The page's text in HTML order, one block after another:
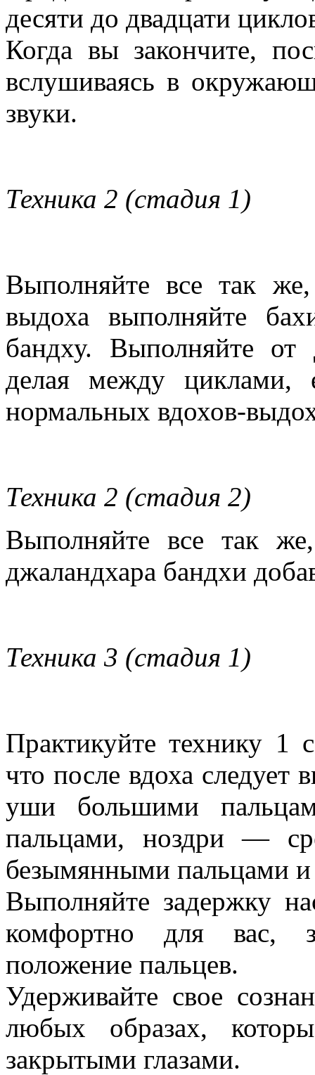
десяти до двадцати
Когда вы закончите,
вслушиваясь в
звуки.
Техника 2 (стадия 1)
Выполняйте все так
выдоха выполняйте
бандху. Выполняйте от
делая между циклами,
нормальных вдохов-
Техника 2 (стадия 2)
Выполняйте все так
джаландхара бандхи
Техника 3 (стадия 1)
Практикуйте технику 1
что после вдоха следует
уши большими
пальцами, ноздри —
безымянными пальцами
Выполняйте задержку
комфортно для вас,
положение пальцев.
Удерживайте свое
любых образах,
закрытыми глазами.